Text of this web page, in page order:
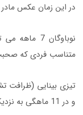
در این زمان عکس
نوباوگان 7
متناسب فردی که
تیزی بینایی (ظرافت
و در 11 ماهگی به نزدیک سطح بزرگسالی می رسد.